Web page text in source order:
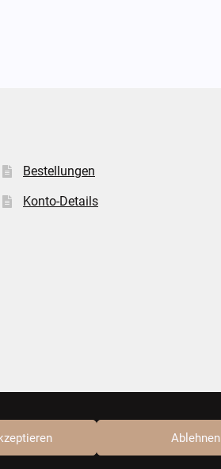
Ablehnen
Bestellungen
Konto-Details